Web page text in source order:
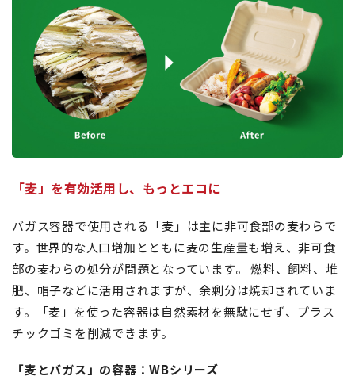
「麦」を有効活用し、もっとエコに
バガス容器で使用される「麦」は主に非可食部の麦わらで
す。世界的な人口増加とともに麦の生産量も増え、非可食
部の麦わらの処分が問題となっています。 燃料、飼料、堆
肥、帽子などに活用されますが、余剰分は焼却されていま
す。「麦」を使った容器は自然素材を無駄にせず、プラス
チックゴミを削減できます。
「麦とバガス」の容器：WBシリーズ